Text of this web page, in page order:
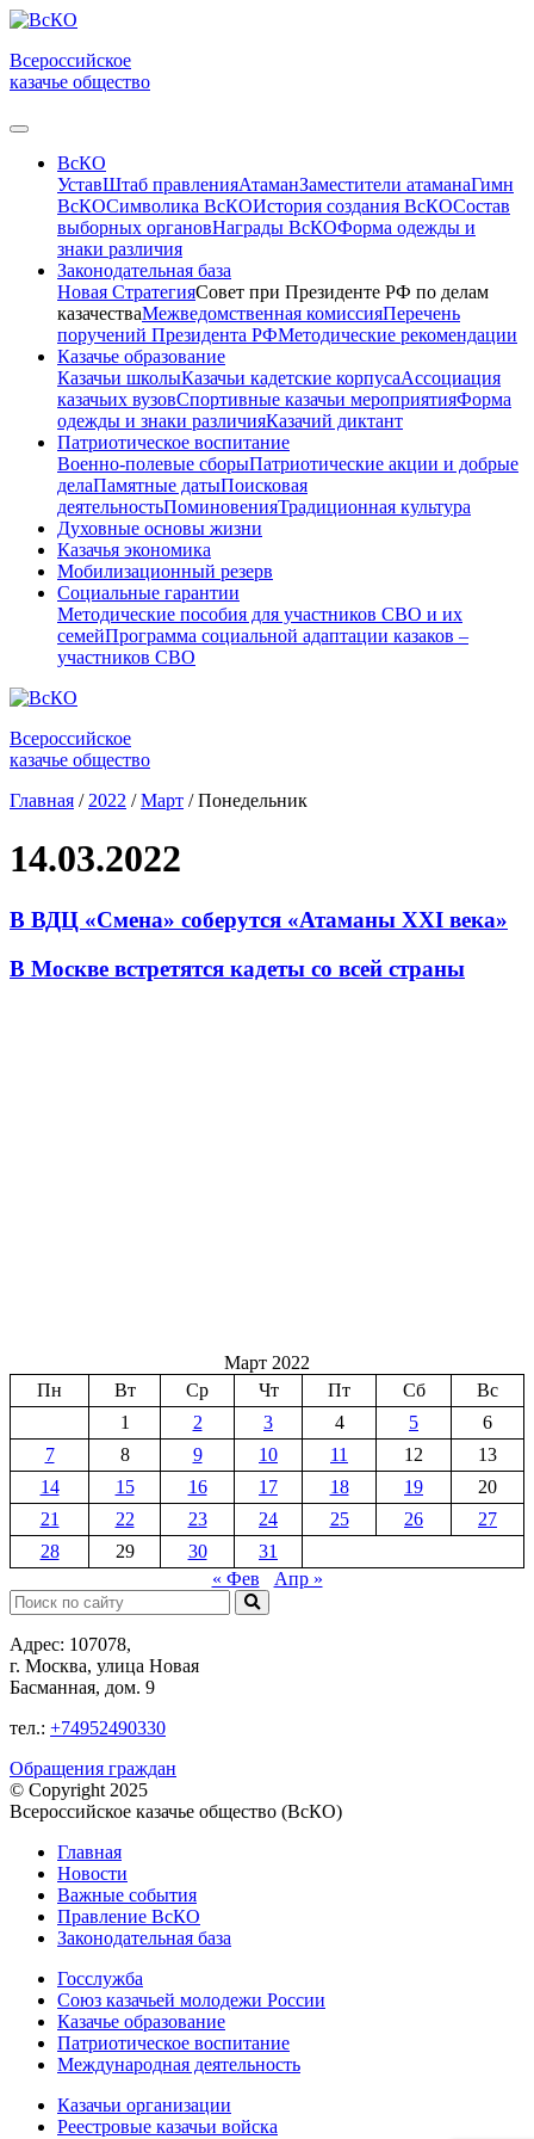
Всероссийское
казачье общество
ВсКО
УставШтаб правленияАтаманЗаместители атаманаГимн
ВсКОСимволика ВсКОИстория создания ВсКОСостав
выборных органовНаграды ВсКОФорма одежды и
знаки различия
Законодательная база
Новая СтратегияСовет при Президенте РФ по делам
казачестваМежведомственная комиссияПеречень
поручений Президента РФМетодические рекомендации
Казачье образование
Казачьи школыКазачьи кадетские корпусаАссоциация
казачьих вузовСпортивные казачьи мероприятияФорма
одежды и знаки различияКазачий диктант
Патриотическое воспитание
Военно-полевые сборыПатриотические акции и добрые
делаПамятные датыПоисковая
деятельностьПоминовенияТрадиционная культура
Духовные основы жизни
Казачья экономика
Мобилизационный резерв
Социальные гарантии
Методические пособия для участников СВО и их
семейПрограмма социальной адаптации казаков –
участников СВО
Всероссийское
казачье общество
Главная / 2022 / Март /Понедельник
14.03.2022
В ВДЦ «Смена» соберутся «Атаманы XXI века»
В Москве встретятся кадеты со всей страны
Март 2022
Пн
Вт Ср Чт Пт Сб
Вс
1
2 3 4 5
6
7
8 9 10 11 12
13
14
15 16 17 18 19
20
21
22 23 24 25 26
27
28
29 30
31
« Фев
Апр »
Поиск:
Адрес: 107078,
г. Москва, улица Новая
Басманная, дом. 9
тел.: +74952490330
Обращения граждан
© Copyright 2025
Всероссийское казачье общество (ВсКО)
Главная
Новости
Важные события
Правление ВсКО
Законодательная база
Госслужба
Союз казачьей молодежи России
Казачье образование
Патриотическое воспитание
Международная деятельность
Казачьи организации
Реестровые казачьи войска